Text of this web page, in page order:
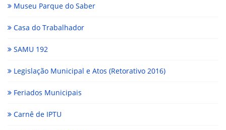
Museu Parque do Saber
Casa do Trabalhador
SAMU 192
Legislação Municipal e Atos (Retorativo 2016)
Feriados Municipais
Carnê de IPTU